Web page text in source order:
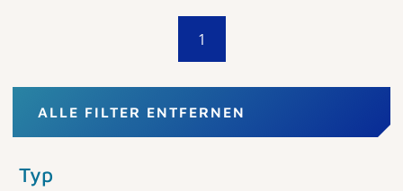
1
ALLE FILTER ENTFERNEN
Typ